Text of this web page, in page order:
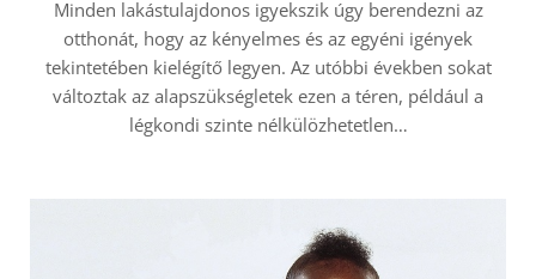
Minden lakástulajdonos igyekszik úgy berendezni az
otthonát, hogy az kényelmes és az egyéni igények
tekintetében kielégítő legyen. Az utóbbi években sokat
változtak az alapszükségletek ezen a téren, például a
légkondi szinte nélkülözhetetlen…